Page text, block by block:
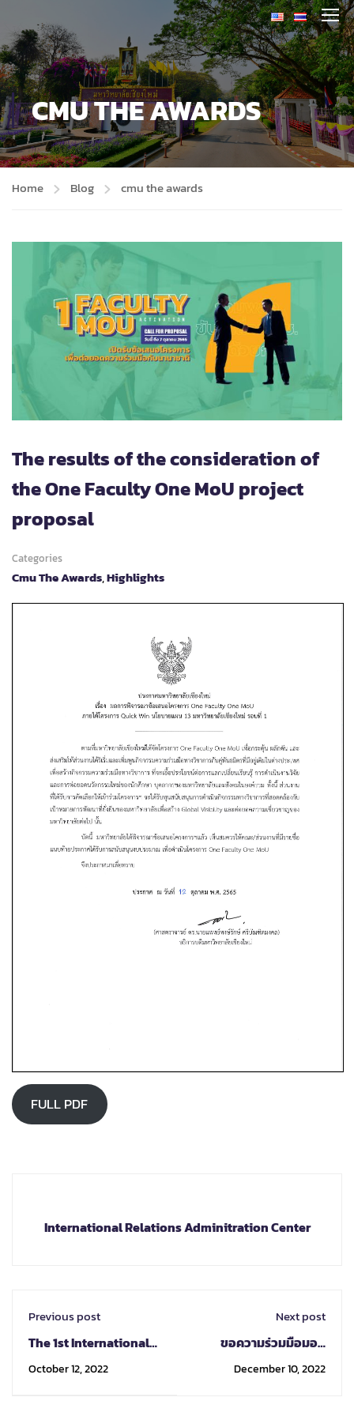
CMU THE AWARDS
Home Blog cmu the awards
The results of the consideration of
the One Faculty One MoU project
proposal
Categories
Cmu The Awards,Highlights
FULL PDF
International Relations Adminitration Center
Previous post
The 1st International
Conference on
Education 2022
October 12, 2022
Next post
ขอความร่วมมือมอบ
หมายให้บุคลากรในสังกัด
เข้าร่วมโครงการสัมมนา
December 10, 2022